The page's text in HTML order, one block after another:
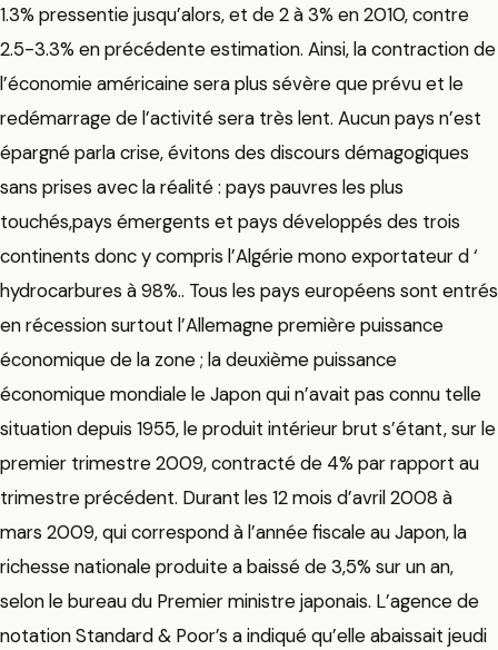
1.3% pressentie jusqu’alors, et de 2 à 3% en 2010, contre
2.5-3.3% en précédente estimation. Ainsi, la contraction de
l’économie américaine sera plus sévère que prévu et le
redémarrage de l’activité sera très lent. Aucun pays n’est
épargné parla crise, évitons des discours démagogiques
sans prises avec la réalité : pays pauvres les plus
touchés,pays émergents et pays développés des trois
continents donc y compris l’Algérie mono exportateur d ‘
hydrocarbures à 98%.. Tous les pays européens sont entrés
en récession surtout l’Allemagne première puissance
économique de la zone ; la deuxième puissance
économique mondiale le Japon qui n’avait pas connu telle
situation depuis 1955, le produit intérieur brut s’étant, sur le
premier trimestre 2009, contracté de 4% par rapport au
trimestre précédent. Durant les 12 mois d’avril 2008 à
mars 2009, qui correspond à l’année fiscale au Japon, la
richesse nationale produite a baissé de 3,5% sur un an,
selon le bureau du Premier ministre japonais. L’agence de
notation Standard & Poor’s a indiqué qu’elle abaissait jeudi